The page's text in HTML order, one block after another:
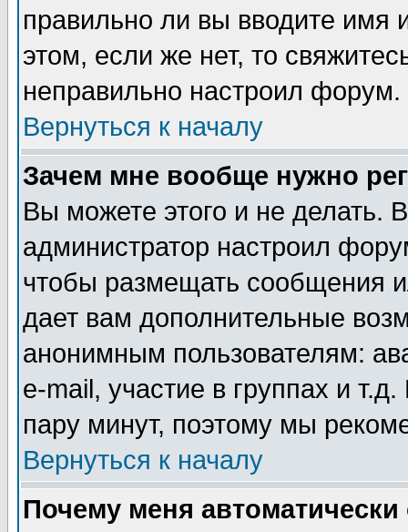
правильно ли вы вводите
этом, если же нет, то
неправильно настроил форум.
Вернуться к началу
Зачем мне вообще нужно
Вы можете этого и не делать.
администратор настроил
чтобы размещать сообщения
дает вам дополнительные
анонимным пользователям:
e-mail, участие в группах и
пару минут, поэтому мы
Вернуться к началу
Почему меня автоматически